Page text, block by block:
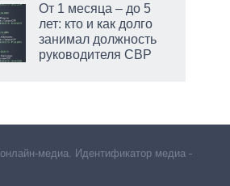
От 1 месяца – до 5
лет: кто и как долго
занимал должность
руководителя СВР
медиа. Идентификатор медиа –